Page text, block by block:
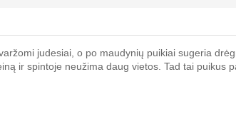
judesiai, o po maudynių puikiai sugeria
ir spintoje neužima daug vietos. Tad tai puikus